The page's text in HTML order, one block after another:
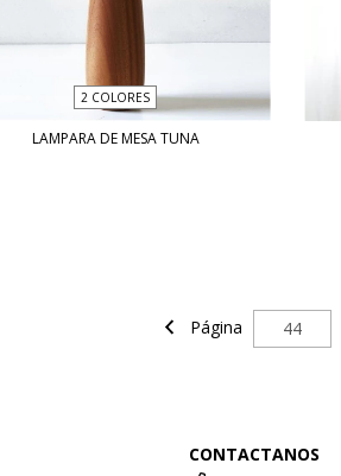
2 COLORES
LAMPARA DE MESA TUNA
Página
CONTACTANOS